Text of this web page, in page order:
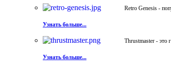
Retro Genesis -
Узнать больше...
Thrustmaster - это
Узнать больше...